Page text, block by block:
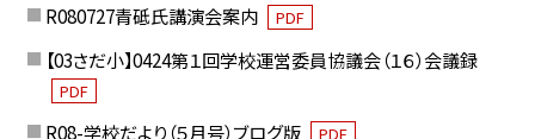
R080727青砥氏講演会案内
PDF
【03さだ小】0424第１回学校運営委員協議会（１６）会議録
PDF
R08-学校だより（５月号）ブログ版 PDF